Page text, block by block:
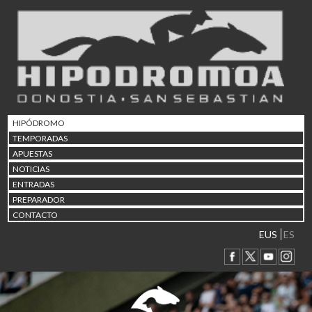
HIPÓDROMO
TEMPORADAS
APUESTAS
NOTICIAS
ENTRADAS
PREPARADOR
CONTACTO
EUS ES
02/08 17:30 Abuztuaren 2a / 2 de
Abuztuaren 9a / 9 de
12/08 12:24 Abuztaren 12a / 12 de
15/08 17:05 Abuztuaren 15a / 15 de
23/08 17:30 Abuztuaren 23a / 23 de
30/08 17:30 Abuztuaren 30a / 30 de
02/09 11:15
06/09 17:30 Irailaren 6a / 6 de
Irailaren 13a / 13 de
30/09 11:30 Irailaren 30a / 30 de